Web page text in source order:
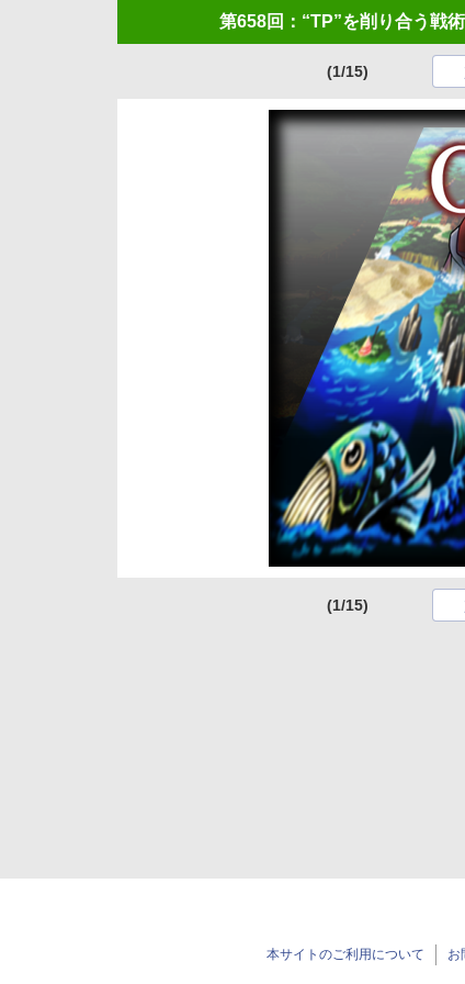
第658回：“TP”を削り合う戦
(1/15)
(1/15)
本サイトのご利用について お